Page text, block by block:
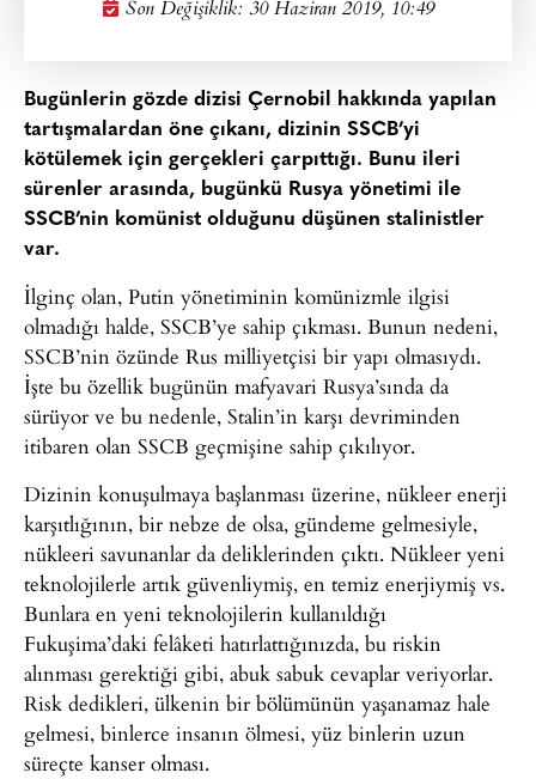
Son Değişiklik: 30 Haziran 2019, 10:49
Bugünlerin gözde dizisi Çernobil hakkında yapılan
tartışmalardan öne çıkanı, dizinin SSCB’yi
kötülemek için gerçekleri çarpıttığı. Bunu ileri
sürenler arasında, bugünkü Rusya yönetimi ile
SSCB’nin komünist olduğunu düşünen stalinistler
var.
İlginç olan, Putin yönetiminin komünizmle ilgisi
olmadığı halde, SSCB’ye sahip çıkması. Bunun nedeni,
SSCB’nin özünde Rus milliyetçisi bir yapı olmasıydı.
İşte bu özellik bugünün mafyavari Rusya’sında da
sürüyor ve bu nedenle, Stalin’in karşı devriminden
itibaren olan SSCB geçmişine sahip çıkılıyor.
Dizinin konuşulmaya başlanması üzerine, nükleer enerji
karşıtlığının, bir nebze de olsa, gündeme gelmesiyle,
nükleeri savunanlar da deliklerinden çıktı. Nükleer yeni
teknolojilerle artık güvenliymiş, en temiz enerjiymiş vs.
Bunlara en yeni teknolojilerin kullanıldığı
Fukuşima’daki felâketi hatırlattığınızda, bu riskin
alınması gerektiği gibi, abuk sabuk cevaplar veriyorlar.
Risk dedikleri, ülkenin bir bölümünün yaşanamaz hale
gelmesi, binlerce insanın ölmesi, yüz binlerin uzun
süreçte kanser olması.